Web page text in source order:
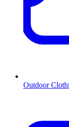
Outdoor